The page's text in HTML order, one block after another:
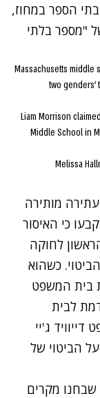
הספר במחוז,
"מספר בלתי
Massachusetts middle
two genders'
Liam Morrison
Middle School in
מותירה
כי האיסור
לחוקה
כשהוא
בית המשפט
לבית
ג'יי
הביטוי של
מקרים